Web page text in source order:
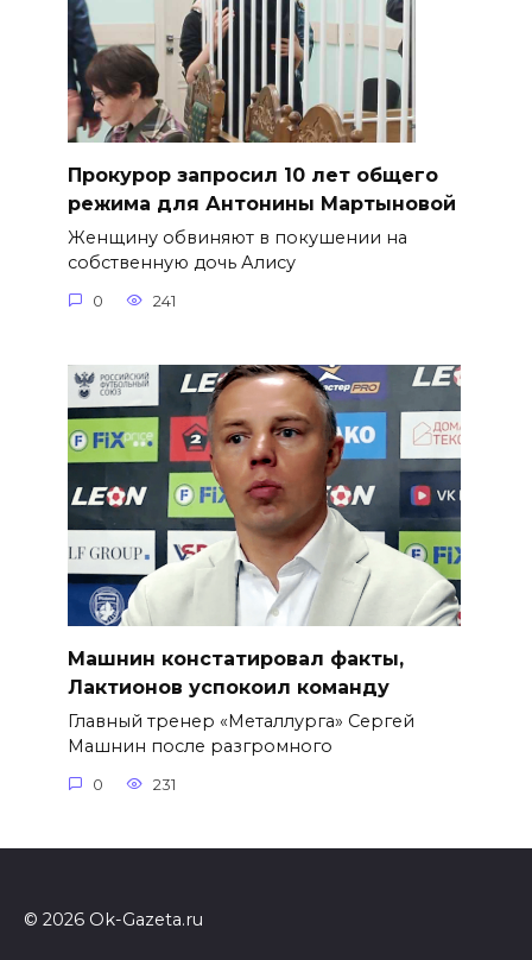
​Прокурор запросил 10 лет общего
режима для Антонины Мартыновой
Женщину обвиняют в покушении на
собственную дочь Алису
0 241
Машнин констатировал факты,
Лактионов успокоил команду
Главный тренер «Металлурга» Сергей
Машнин после разгромного
0 231
© 2026 Ok-Gazeta.ru